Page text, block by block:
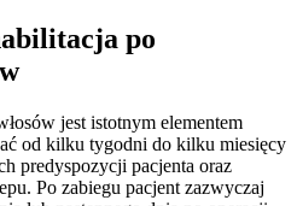
po
jest istotnym elementem
od kilku tygodni do kilku miesięcy
predyspozycji pacjenta oraz
Po zabiegu pacjent zazwyczaj